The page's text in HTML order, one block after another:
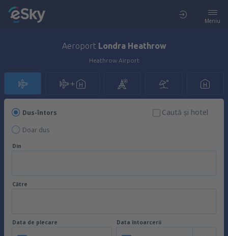
Meniu
Aeroport Londra Heathrow
Heathrow Airport
Dus-întors
Doar dus
Caută şi hotel
Din
Către
Data de plecare Data întoarcerii